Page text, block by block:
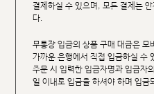
결제하실 수 있으며, 모든 결제는
다.
무통장 입금의 상품 구매 대금은
가까운 은행에서 직접 입금하실 수
주문 시 입력한 입금자명과 입금자
일 이내로 입금을 하셔야 하며 입금